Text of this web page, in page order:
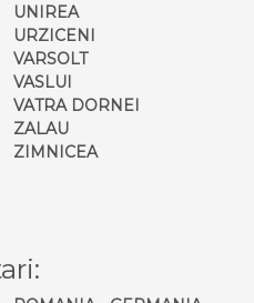
UNIREA
URZICENI
VARSOLT
VASLUI
VATRA DORNEI
ZALAU
ZIMNICEA